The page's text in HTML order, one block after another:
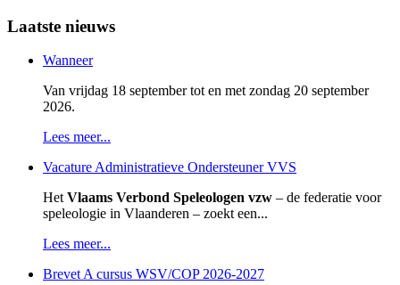
Laatste nieuws
Wanneer
Van vrijdag 18 september tot en met zondag 20 september
2026.
Lees meer...
Vacature Administratieve Ondersteuner VVS
Het Vlaams Verbond Speleologen vzw – de federatie voor
speleologie in Vlaanderen – zoekt een...
Lees meer...
Brevet A cursus WSV/COP 2026-2027